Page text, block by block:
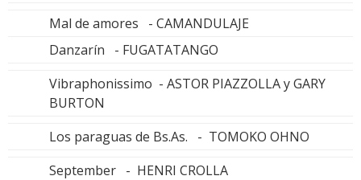
Mal de amores - CAMANDULAJE
Danzarín - FUGATATANGO
Vibraphonissimo - ASTOR PIAZZOLLA y GARY
BURTON
Los paraguas de Bs.As. - TOMOKO OHNO
September - HENRI CROLLA